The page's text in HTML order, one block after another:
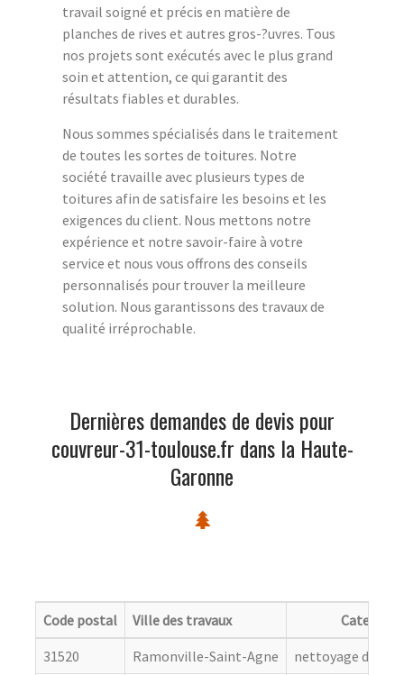
travail soigné et précis en matière de
planches de rives et autres gros-?uvres. Tous
nos projets sont exécutés avec le plus grand
soin et attention, ce qui garantit des
résultats fiables et durables.
Nous sommes spécialisés dans le traitement
de toutes les sortes de toitures. Notre
société travaille avec plusieurs types de
toitures afin de satisfaire les besoins et les
exigences du client. Nous mettons notre
expérience et notre savoir-faire à votre
service et nous vous offrons des conseils
personnalisés pour trouver la meilleure
solution. Nous garantissons des travaux de
qualité irréprochable.
Dernières demandes de devis pour
couvreur-31-toulouse.fr dans la Haute-
Garonne
Code postal Ville des travaux
Categorie
31520
Ramonville-Saint-Agne
nettoyage de